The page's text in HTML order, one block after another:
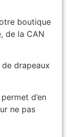
boutique
de la CAN
drapeaux
d’en
ne pas